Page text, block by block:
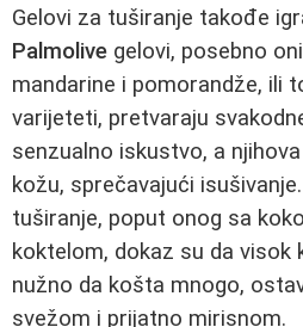
Gelovi za tuširanje takođe
Palmolive gelovi, posebno
mandarine i pomorandže, ili
varijeteti, pretvaraju
senzualno iskustvo, a
kožu, sprečavajući isušivanje.
tuširanje, poput onog sa
koktelom, dokaz su da visok
nužno da košta mnogo,
svežom i prijatno mirisnom.